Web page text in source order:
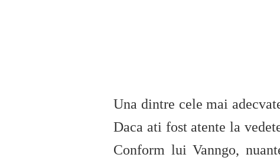
Una dintre cele mai
Daca ati fost atente la
Conform lui Vanngo,